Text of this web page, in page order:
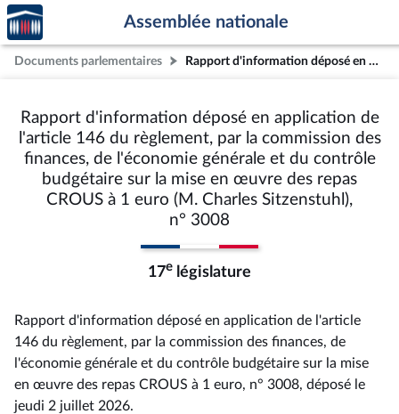
Aller au contenu
Aller en bas de la page
Accèder
à la
page
d'accueil
Assemblée nationale
Documents parlementaires Rapport d'information déposé en application de l'article 146 du règlement, par la commission des finances, de l'économie générale et du contrôle budgétaire sur la mise en œuvre des repas CROUS à 1 euro (M. Charles Sitzenstuhl), n° 3008
Rapport d'information déposé en application de
l'article 146 du règlement, par la commission des
finances, de l'économie générale et du contrôle
budgétaire sur la mise en œuvre des repas
CROUS à 1 euro (M. Charles Sitzenstuhl),
n° 3008
17e législature
Rapport d'information déposé en application de l'article
146 du règlement, par la commission des finances, de
l'économie générale et du contrôle budgétaire sur la mise
en œuvre des repas CROUS à 1 euro, n° 3008, déposé le
jeudi 2 juillet 2026.